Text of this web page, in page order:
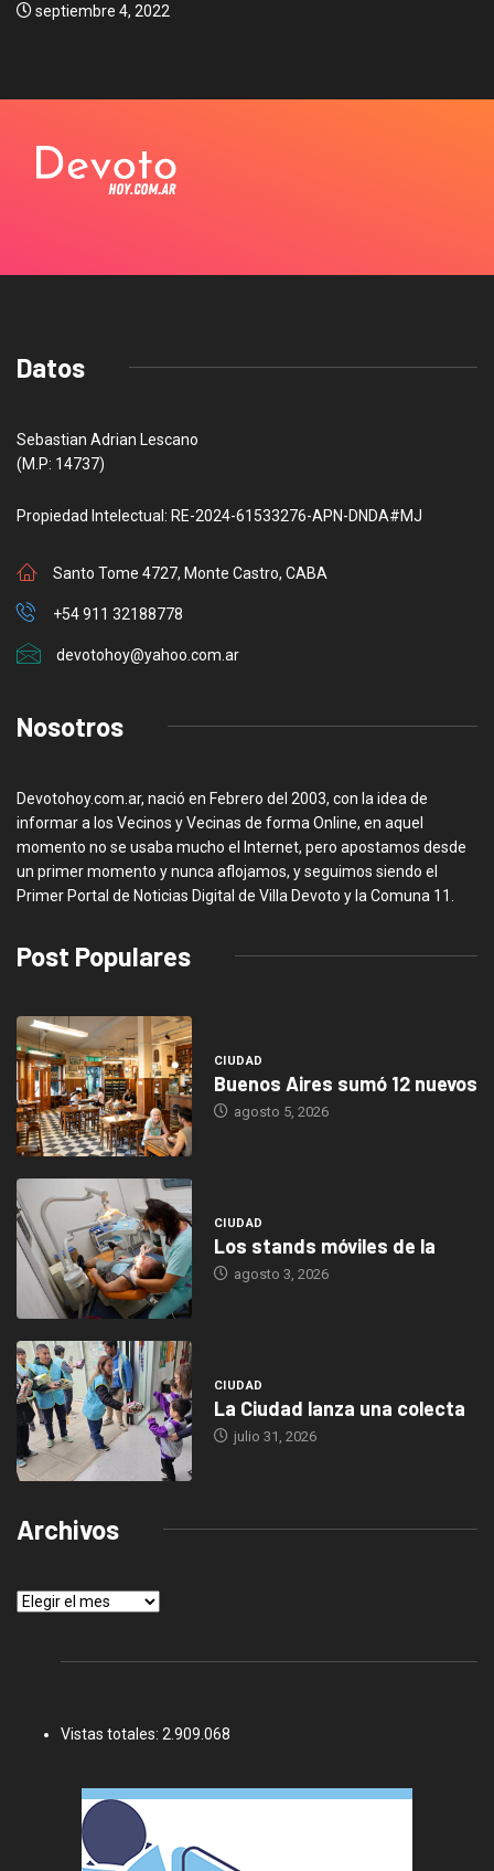
septiembre 4, 2022
Datos
Sebastian Adrian Lescano
(M.P: 14737)
Propiedad Intelectual: RE-2024-61533276-APN-DNDA#MJ
Santo Tome 4727, Monte Castro, CABA
+54 911 32188778
devotohoy@yahoo.com.ar
Nosotros
Devotohoy.com.ar, nació en Febrero del 2003, con la idea de
informar a los Vecinos y Vecinas de forma Online, en aquel
momento no se usaba mucho el Internet, pero apostamos desde
un primer momento y nunca aflojamos, y seguimos siendo el
Primer Portal de Noticias Digital de Villa Devoto y la Comuna 11.
Post Populares
CIUDAD
Buenos Aires sumó 12 nuevos
agosto 5, 2026
CIUDAD
Los stands móviles de la
agosto 3, 2026
CIUDAD
La Ciudad lanza una colecta
julio 31, 2026
Archivos
Archivos
Vistas totales: 2.909.068